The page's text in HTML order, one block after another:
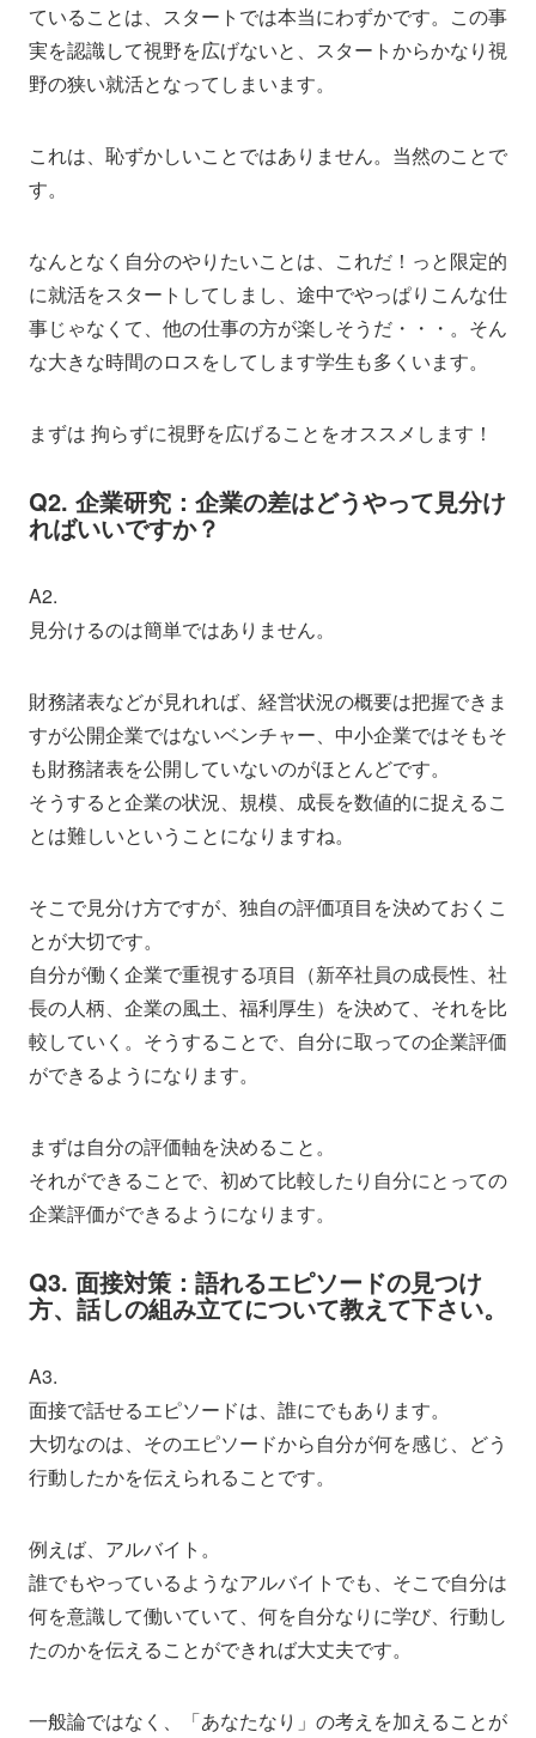
ていることは、スタートでは本当にわずかです。この事
実を認識して視野を広げないと、スタートからかなり視
野の狭い就活となってしまいます。
これは、恥ずかしいことではありません。当然のことで
す。
なんとなく自分のやりたいことは、これだ！っと限定的
に就活をスタートしてしまし、途中でやっぱりこんな仕
事じゃなくて、他の仕事の方が楽しそうだ・・・。そん
な大きな時間のロスをしてします学生も多くいます。
まずは 拘らずに視野を広げることをオススメします！
Q2. 企業研究：企業の差はどうやって見分け
ればいいですか？
A2.
見分けるのは簡単ではありません。
財務諸表などが見れれば、経営状況の概要は把握できま
すが公開企業ではないベンチャー、中小企業ではそもそ
も財務諸表を公開していないのがほとんどです。
そうすると企業の状況、規模、成長を数値的に捉えるこ
とは難しいということになりますね。
そこで見分け方ですが、独自の評価項目を決めておくこ
とが大切です。
自分が働く企業で重視する項目（新卒社員の成長性、社
長の人柄、企業の風土、福利厚生）を決めて、それを比
較していく。そうすることで、自分に取っての企業評価
ができるようになります。
まずは自分の評価軸を決めること。
それができることで、初めて比較したり自分にとっての
企業評価ができるようになります。
Q3. 面接対策：語れるエピソードの見つけ
方、話しの組み立てについて教えて下さい。
A3.
面接で話せるエピソードは、誰にでもあります。
大切なのは、そのエピソードから自分が何を感じ、どう
行動したかを伝えられることです。
例えば、アルバイト。
誰でもやっているようなアルバイトでも、そこで自分は
何を意識して働いていて、何を自分なりに学び、行動し
たのかを伝えることができれば大丈夫です。
一般論ではなく、「あなたなり」の考えを加えることが